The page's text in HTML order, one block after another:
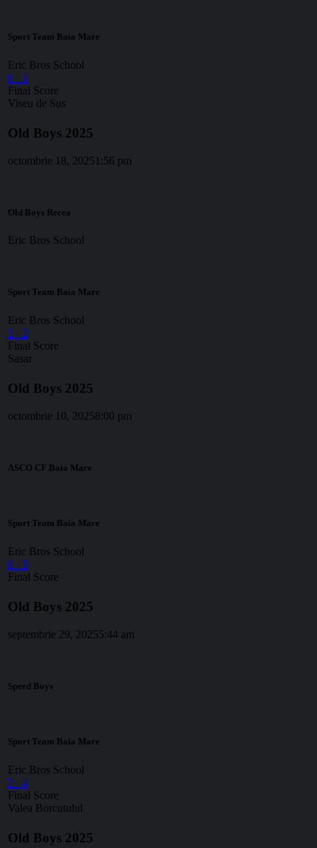
Sport Team Baia Mare
Eric Bros School
6 - 1
Final Score
Viseu de Sus
Old Boys 2025
octombrie 18, 2025 1:56 pm
Old Boys Recea
Eric Bros School
Sport Team Baia Mare
Eric Bros School
2 - 2
Final Score
Sasar
Old Boys 2025
octombrie 10, 20258:00 pm
ASCO CF Baia Mare
Sport Team Baia Mare
Eric Bros School
0 - 5
Final Score
Old Boys 2025
septembrie 29, 20255:44 am
Speed Boys
Sport Team Baia Mare
Eric Bros School
2 - 4
Final Score
Valea Borcutului
Old Boys 2025